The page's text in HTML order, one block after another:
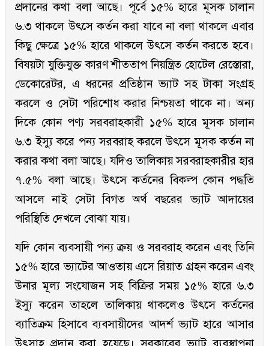
প্রদানের কথা বলা আছে। পূর্বে ১৫% হারে মূসক চালান
৬.৩ থাকলে উৎসে কর্তন করা যাবে না বলা থাকলে এবার
কিছু ক্ষেত্রে ১৫% হারে থাকলে উৎসে কর্তন করতে হবে।
বিষয়টা যুক্তিযুক্ত কারণ শীততাপ নিয়ন্ত্রিত হোটেল রেস্তোরা,
ডেকোরেটর, এ ধরনের প্রতিষ্ঠান ভ্যাট সহ টাকা সংগ্রহ
করলে ও সেটা পরিশোধ করার নিশ্চয়তা থাকে না। অন্য
দিকে কোন পণ্য সরবরাহকারী ১৫% হারে মূসক চালান
৬.৩ ইস্যু করে পন্য সরবরাহ করলে উৎসে মূসক কর্তন না
করার কথা বলা আছে। যদিও তালিকায় সরবরাহকারীর হার
৭.৫% বলা আছে। উৎসে কর্তনের বিকল্প কোন পদ্ধতি
আসলে নাই সেটা বিগত অর্থ বছরের ভ্যাট আদায়ের
পরিস্থিতি দেখলে বোঝা যায়।
যদি কোন ব্যবসায়ী পন্য ক্রয় ও সরবরাহ করেন এবং তিনি
১৫% হারে ভ্যাটের আওতায় এসে রিয়াত গ্রহন করেন এবং
উনার মূল্য সংযোজন সহ বিক্রির সময় ১৫% হারে ৬.৩
ইস্যু করেন তাহলে তালিকায় থাকলেও উৎসে কর্তনের
ব্যাতিক্রম হিসাবে ব্যবসায়ীদের আদর্শ ভ্যাট হারে আসার